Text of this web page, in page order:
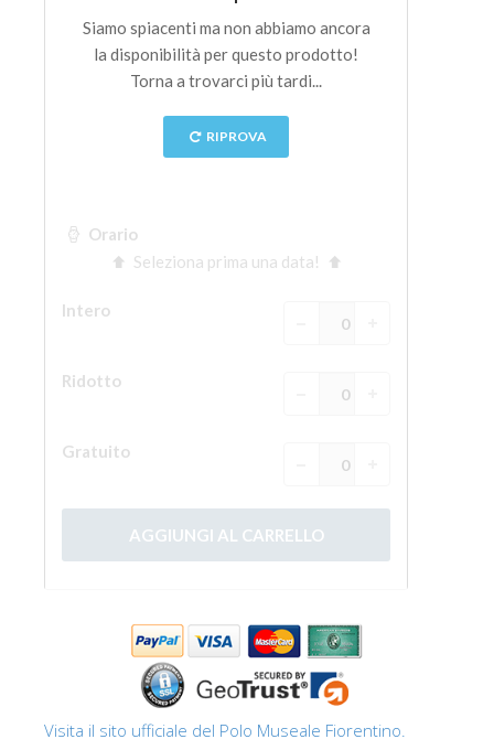
Museo Galileo
Il giardino di Boboli
Corridoio Vasariano
Santa Croce
Visita il sito ufficiale del Polo Museale Fiorentino.